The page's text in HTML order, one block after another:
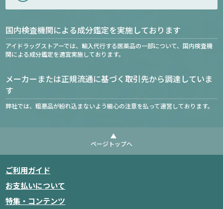
国内検査機関による成分鑑定を実施しております
アイドラッグストアーでは、輸入代行する医薬品の一部について、国内検査機
関による成分鑑定を適宜実施しております。
メーカーまたは正規流通に基づく取引先から調達していま
す
弊社では、粗悪品が紛れ込まないよう細心の注意を払って運営しております。
ページトップへ
ご利用ガイド
お支払いについて
特集・コンテンツ